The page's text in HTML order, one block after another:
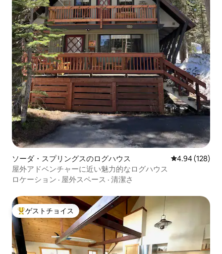
ソーダ・スプリングスのログハウス レビュー128
4.94 (128)
屋外アドベンチャーに近い魅力的なログハウス
ロケーション · 屋外スペース · 清潔さ
大好評のゲストチョイスです。
ゲストチョイス